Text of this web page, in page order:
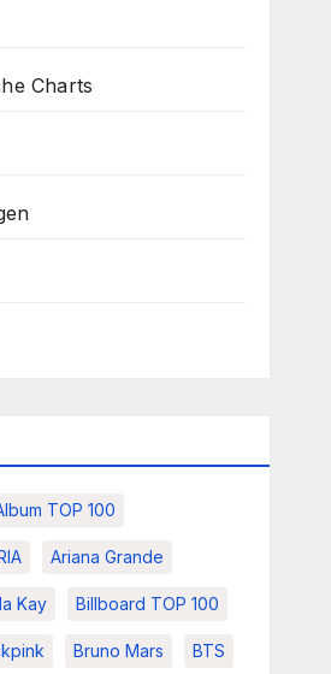
Charts
TOP 100
Ariana Grande
Kay Billboard TOP 100
Bruno Mars BTS